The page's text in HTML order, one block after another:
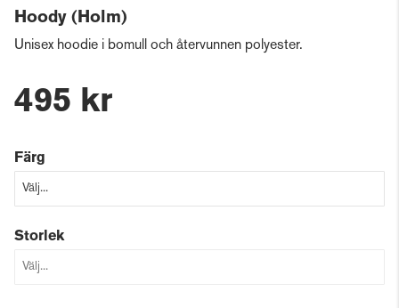
Hoody (Holm)
Unisex hoodie i bomull och återvunnen polyester.
495 kr
Färg
Storlek